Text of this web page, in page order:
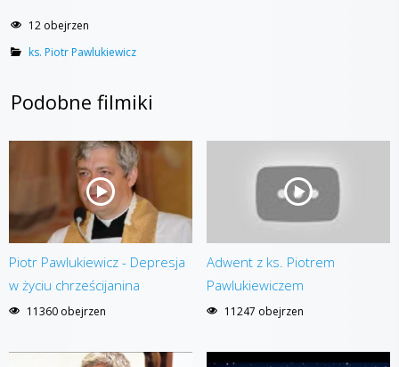
12 obejrzen
ks. Piotr Pawlukiewicz
Podobne filmiki
Piotr Pawlukiewicz - Depresja
w życiu chrześcijanina
11360 obejrzen
Adwent z ks. Piotrem
Pawlukiewiczem
11247 obejrzen